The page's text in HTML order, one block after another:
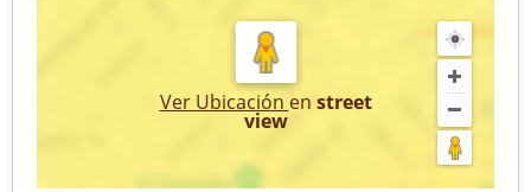
Ver Ubicación en street
view